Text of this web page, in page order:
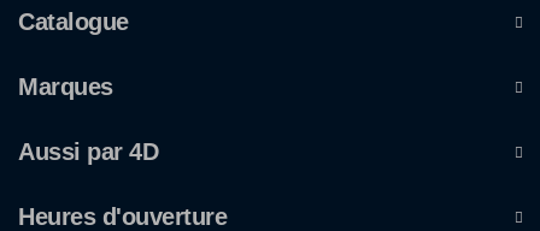
Catalogue
Marques
Aussi par 4D
Heures d'ouverture